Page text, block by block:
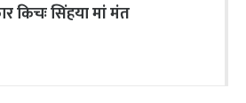
किचः सिंहया मां मंत